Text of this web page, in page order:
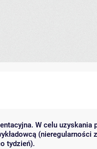
W celu
(nieregularności
tydzień).